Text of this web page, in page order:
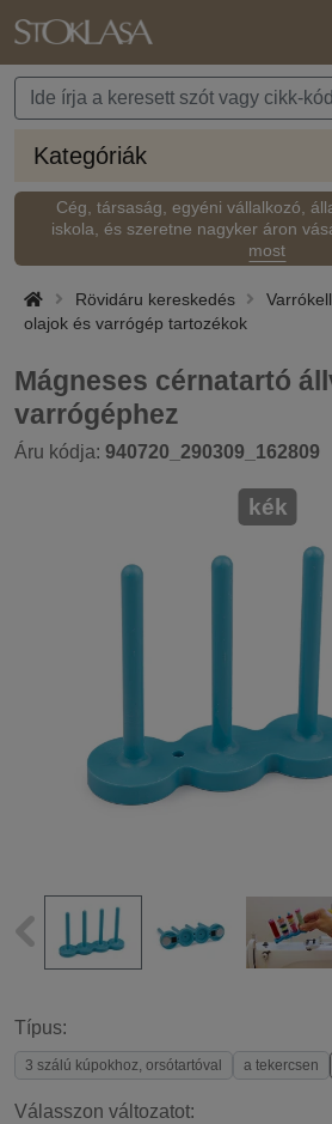
Kategóriák
Cég, társaság, egyéni vállalkozó,
iskola, és szeretne nagyker áron
most
Rövidáru kereskedés
olajok és varrógép tartozékok
Mágneses cérnatartó
varrógéphez
Áru kódja: 940720_290309_162809
kék
Típus:
3 szálú kúpokhoz, orsótartóval a tekercsen
Válasszon változatot: